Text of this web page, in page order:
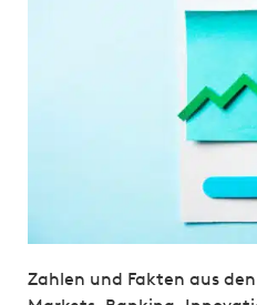
Zahlen und Fakten aus